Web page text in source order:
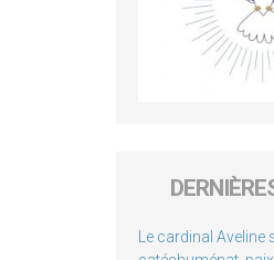
Le cardinal Aveline